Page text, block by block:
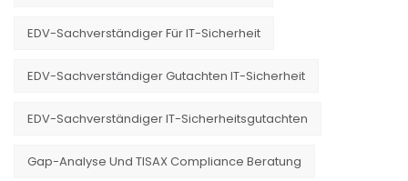
EDV-Sachverständiger Für IT-Sicherheit
EDV-Sachverständiger Gutachten IT-Sicherheit
EDV-Sachverständiger IT-Sicherheitsgutachten
Gap-Analyse Und TISAX Compliance Beratung